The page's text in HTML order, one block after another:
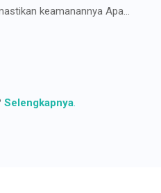
keamanannya Apa...
Selengkapnya